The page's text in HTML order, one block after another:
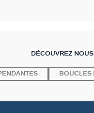
DÉCOUVREZ
BOUCLES